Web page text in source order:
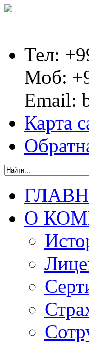
Тел:
Моб:
Email:
Карта
О